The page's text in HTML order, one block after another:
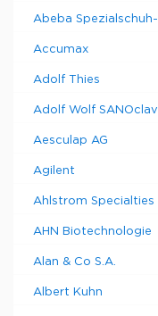
Abeba Spezialschuh-
Accumax
Adolf Thies
Adolf Wolf SANOclav
Aesculap AG
Agilent
Ahlstrom Specialties
AHN Biotechnologie
Alan & Co S.A.
Albert Kuhn